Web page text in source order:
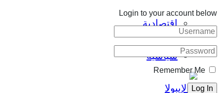
اقتصادية
سياسية
Login to your account below
Remember Me